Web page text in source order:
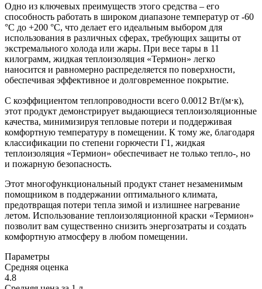
Одно из ключевых преимуществ этого средства – его
способность работать в широком диапазоне температур от -60
°С до +200 °С, что делает его идеальным выбором для
использования в различных сферах, требующих защиты от
экстремального холода или жары. При весе тары в 11
килограмм, жидкая теплоизоляция «Термион» легко
наносится и равномерно распределяется по поверхности,
обеспечивая эффективное и долговременное покрытие.
С коэффициентом теплопроводности всего 0.0012 Вт/(м⋅к),
этот продукт демонстрирует выдающиеся теплоизоляционные
качества, минимизируя тепловые потери и поддерживая
комфортную температуру в помещении. К тому же, благодаря
классификации по степени горючести Г1, жидкая
теплоизоляция «Термион» обеспечивает не только тепло-, но
и пожарную безопасность.
Этот многофункциональный продукт станет незаменимым
помощником в поддержании оптимального климата,
предотвращая потери тепла зимой и излишнее нагревание
летом. Использование теплоизоляционной краски «Термион»
позволит вам существенно снизить энергозатраты и создать
комфортную атмосферу в любом помещении.
Параметры
Средняя оценка
4.8